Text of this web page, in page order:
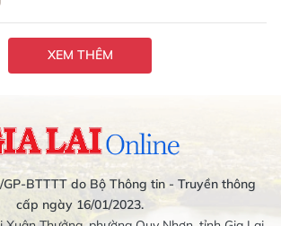
XEM THÊM
BTTTT do Bộ Thông tin - Truyền thông
cấp ngày 16/01/2023.